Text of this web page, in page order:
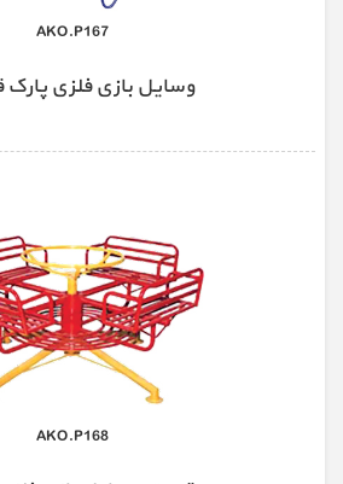
AKO.P167
وسایل بازی فلزی پارک
AKO.P168